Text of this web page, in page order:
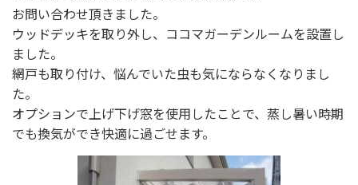
お問い合わせ頂きました。
ウッドデッキを取り外し、ココマガーデンルームを設置し
ました。
網戸も取り付け、悩んでいた虫も気にならなくなりまし
た。
オプションで上げ下げ窓を使用したことで、蒸し暑い時期
でも換気ができ快適に過ごせます。